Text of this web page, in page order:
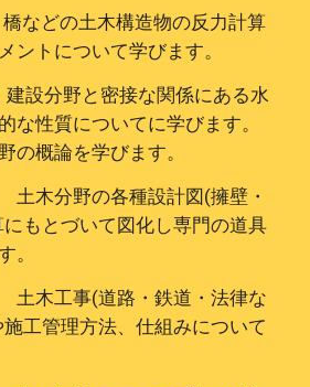
橋などの土木構造物の反力計算
ントについて学びます。
建設分野と密接な関係にある水
な性質についてに学びます。
の概論を学びます。
土木分野の各種設計図(擁壁・
もとづいて図化し専門の道具
。
木工事(道路・鉄道・法律な
工管理方法、仕組みについて